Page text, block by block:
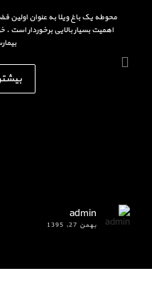
محوطه یک باغ ویلا به عنوان اولین
اهمیت بسیار بالایی برخوردار
admin
بهمن 27, 1395